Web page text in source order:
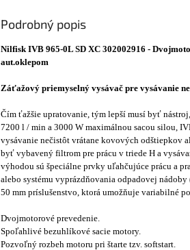
Podrobný popis
Nilfisk IVB 965-0L SD XC 302002916 -
aut.oklepom
Záťažový priemyselný vysávač pre vysávanie
Čím ťažšie upratovanie, tým lepší musí byť
7200 l / min a 3000 W maximálnou sacou silou,
vysávanie nečistôt vrátane kovových odštiepkov
byť vybavený filtrom pre prácu v triede H a
výhodou sú špeciálne prvky uľahčujúce prácu a
alebo systému vyprázdňovania odpadovej
50 mm príslušenstvo, ktorá umožňuje variabilné
Dvojmotorové prevedenie.
Spoľahlivé bezuhlíkové sacie motory.
Pozvoľný rozbeh motoru pri štarte tzv. softstart.